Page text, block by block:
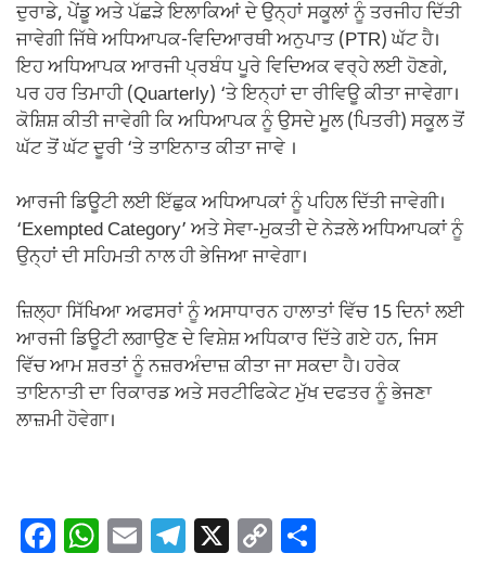
ਦੁਰਾਡੇ, ਪੇਂਡੂ ਅਤੇ ਪੱਛੜੇ ਇਲਾਕਿਆਂ ਦੇ ਉਨ੍ਹਾਂ ਸਕੂਲਾਂ ਨੂੰ ਤਰਜੀਹ ਦਿੱਤੀ
ਜਾਵੇਗੀ ਜਿੱਥੇ ਅਧਿਆਪਕ-ਵਿਦਿਆਰਥੀ ਅਨੁਪਾਤ (PTR) ਘੱਟ ਹੈ।
ਇਹ ਅਧਿਆਪਕ ਆਰਜੀ ਪ੍ਰਬੰਧ ਪੂਰੇ ਵਿਦਿਅਕ ਵਰ੍ਹੇ ਲਈ ਹੋਣਗੇ,
ਪਰ ਹਰ ਤਿਮਾਹੀ (Quarterly) ‘ਤੇ ਇਨ੍ਹਾਂ ਦਾ ਰੀਵਿਊ ਕੀਤਾ ਜਾਵੇਗਾ।
ਕੋਸ਼ਿਸ਼ ਕੀਤੀ ਜਾਵੇਗੀ ਕਿ ਅਧਿਆਪਕ ਨੂੰ ਉਸਦੇ ਮੂਲ (ਪਿਤਰੀ) ਸਕੂਲ ਤੋਂ
ਘੱਟ ਤੋਂ ਘੱਟ ਦੂਰੀ ‘ਤੇ ਤਾਇਨਾਤ ਕੀਤਾ ਜਾਵੇ ।
ਆਰਜੀ ਡਿਊਟੀ ਲਈ ਇੱਛੁਕ ਅਧਿਆਪਕਾਂ ਨੂੰ ਪਹਿਲ ਦਿੱਤੀ ਜਾਵੇਗੀ।
‘Exempted Category’ ਅਤੇ ਸੇਵਾ-ਮੁਕਤੀ ਦੇ ਨੇੜਲੇ ਅਧਿਆਪਕਾਂ ਨੂੰ
ਉਨ੍ਹਾਂ ਦੀ ਸਹਿਮਤੀ ਨਾਲ ਹੀ ਭੇਜਿਆ ਜਾਵੇਗਾ।
ਜ਼ਿਲ੍ਹਾ ਸਿੱਖਿਆ ਅਫਸਰਾਂ ਨੂੰ ਅਸਾਧਾਰਨ ਹਾਲਾਤਾਂ ਵਿੱਚ 15 ਦਿਨਾਂ ਲਈ
ਆਰਜੀ ਡਿਊਟੀ ਲਗਾਉਣ ਦੇ ਵਿਸ਼ੇਸ਼ ਅਧਿਕਾਰ ਦਿੱਤੇ ਗਏ ਹਨ, ਜਿਸ
ਵਿੱਚ ਆਮ ਸ਼ਰਤਾਂ ਨੂੰ ਨਜ਼ਰਅੰਦਾਜ਼ ਕੀਤਾ ਜਾ ਸਕਦਾ ਹੈ। ਹਰੇਕ
ਤਾਇਨਾਤੀ ਦਾ ਰਿਕਾਰਡ ਅਤੇ ਸਰਟੀਫਿਕੇਟ ਮੁੱਖ ਦਫਤਰ ਨੂੰ ਭੇਜਣਾ
ਲਾਜ਼ਮੀ ਹੋਵੇਗਾ।
F W E T X C